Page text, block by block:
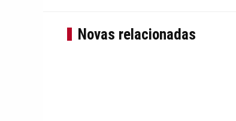
Novas relacionadas